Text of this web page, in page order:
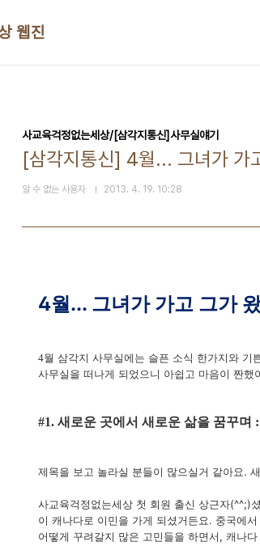
웹진
사교육걱정없는세상/[삼각지통신]사무실얘기
[삼각지통신] 4월... 그녀가 가
알 수 없는 사용자 2013. 4. 19. 10:28
4월... 그녀가 가고 그가
4월 삼각지 사무실에는 슬픈 소식 한가지와 기
사무실을 떠나게 되었으니 아쉽고 마음이 짠했
#1. 새로운 곳에서 새로운 삶을 꿈꾸며
제목을 보고 놀라실 분들이 많으실거 같아요.
사교육걱정없는세상 첫 회원 출신 상근자(^^;)
이 캐나다로 이민을 가게 되셨거든요. 중국에
어떻게 꾸려갈지 많은 고민들을 하면서, 캐나